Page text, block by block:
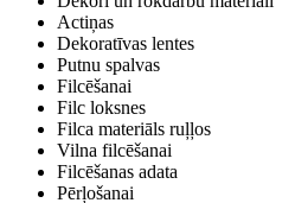
Actiņas
Dekoratīvas lentes
Putnu spalvas
Filcēšanai
Filc loksnes
Filca materiāls ruļļos
Vilna filcēšanai
Filcēšanas adata
Pērļošanai